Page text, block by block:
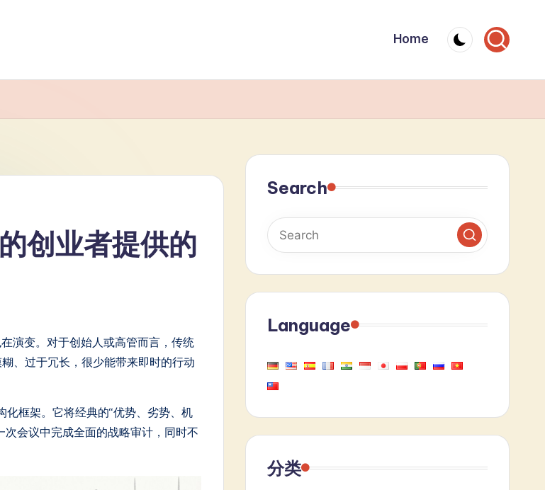
Home
创业者提供的
演变。对于创始人或高管而言，传统
、过于冗长，很少能带来即时的行动
框架。它将经典的“优势、劣势、机
会议中完成全面的战略审计，同时不
Search
Language
分类